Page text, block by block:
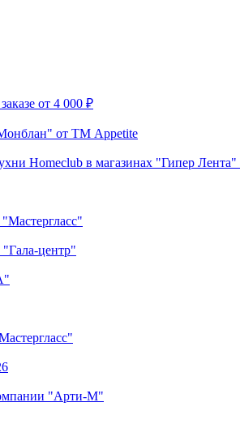
от 4 000 ₽
от ТМ Appetite
Homeclub в магазинах "Гипер
центр"
"Арти-М"